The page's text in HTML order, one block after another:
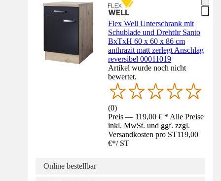
Flex Well Unterschrank mit
Schublade und Drehtür Santo
BxTxH 60 x 60 x 86 cm
anthrazit matt zerlegt Anschlag
reversibel 00011019
Artikel wurde noch nicht
bewertet.
(0)
Preis — 119,00 € * Alle Preise
inkl. MwSt. und ggf. zzgl.
Versandkosten pro ST119,00
€*/ ST
Online bestellbar